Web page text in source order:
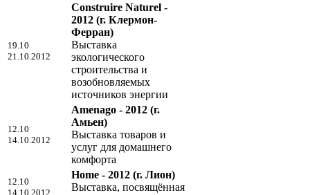
19.10
21.10.2012
Construire Naturel -
2012 (г. Клермон-
Ферран)
Выставка
экологического
строительства и
возобновляемых
источников энергии
12.10
14.10.2012
Amenago - 2012 (г.
Амьен)
Выставка товаров и
услуг для домашнего
комфорта
12.10
14.10.2012
Home - 2012 (г. Лион)
Выставка, посвящённая